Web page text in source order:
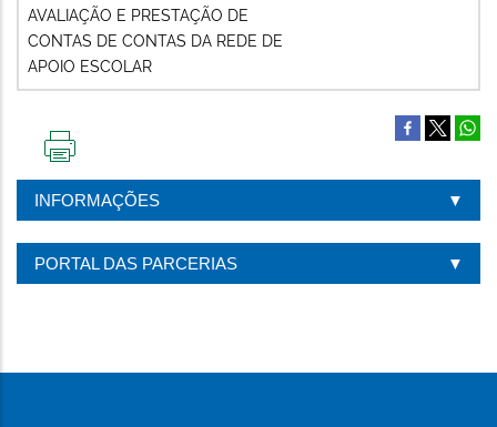
AVALIAÇÃO E PRESTAÇÃO DE
CONTAS DE CONTAS DA REDE DE
APOIO ESCOLAR
PÁGINA
INFORMAÇÕES
PORTAL DAS PARCERIAS